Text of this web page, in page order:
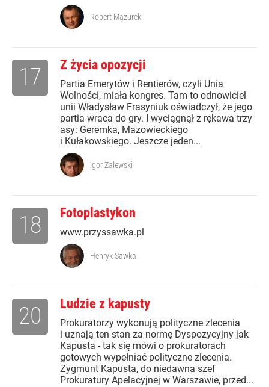
Robert Mazurek
Z życia opozycji
Partia Emerytów i Rentierów, czyli Unia
Wolności, miała kongres. Tam to odnowiciel
unii Władysław Frasyniuk oświadczył, że jego
partia wraca do gry. I wyciągnął z rękawa trzy
asy: Geremka, Mazowieckiego
i Kułakowskiego. Jeszcze jeden...
17
Igor Zalewski
Fotoplastykon
www.przyssawka.pl
18
Henryk Sawka
Ludzie z kapusty
Prokuratorzy wykonują polityczne zlecenia
i uznają ten stan za normę Dyspozycyjny jak
Kapusta - tak się mówi o prokuratorach
gotowych wypełniać polityczne zlecenia.
Zygmunt Kapusta, do niedawna szef
Prokuratury Apelacyjnej w Warszawie, przed...
20